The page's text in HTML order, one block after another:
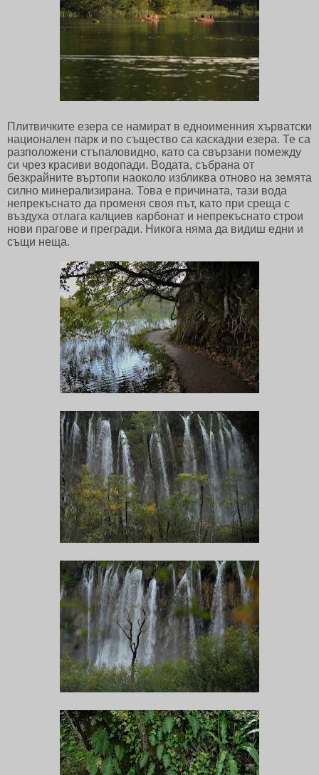
Плитвичките езера се намират в едноименния хърватски
национален парк и по същество са каскадни езера. Те са
разположени стъпаловидно, като са свързани помежду
си чрез красиви водопади. Водата, събрана от
безкрайните въртопи наоколо избликва отново на земята
силно минерализирана. Това е причината, тази вода
непрекъснато да променя своя път, като при среща с
въздуха отлага калциев карбонат и непрекъснато строи
нови прагове и прегради. Никога няма да видиш едни и
същи неща.